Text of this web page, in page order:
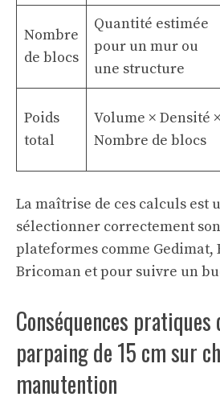
Nombre
de blocs
Quantité estimée
pour un mur ou
une structure
Poids
total
Volume × Densité ×
Nombre de blocs
La maîtrise de ces calculs est
sélectionner correctement
plateformes comme Gedimat,
Bricoman et pour suivre un
Conséquences pratiques
parpaing de 15 cm sur
manutention